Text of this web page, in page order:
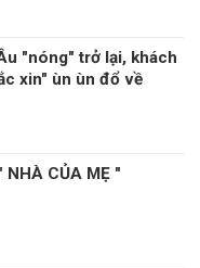
"nóng" trở lại, khách
xin" ùn ùn đổ về
NHÀ CỦA MẸ "